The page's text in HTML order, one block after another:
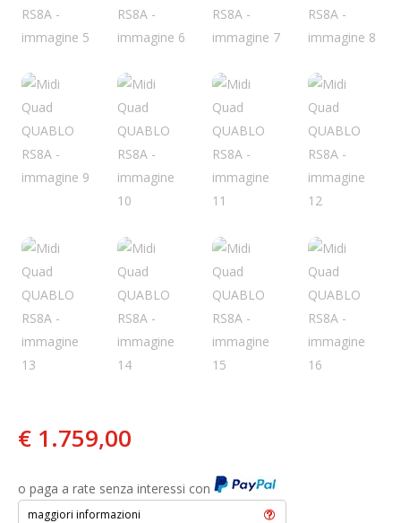
€ 1.759,00
o paga a rate senza interessi con
maggiori informazioni